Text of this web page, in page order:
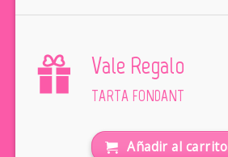
Vale Regalo
TARTA FONDANT
Añadir al carrito